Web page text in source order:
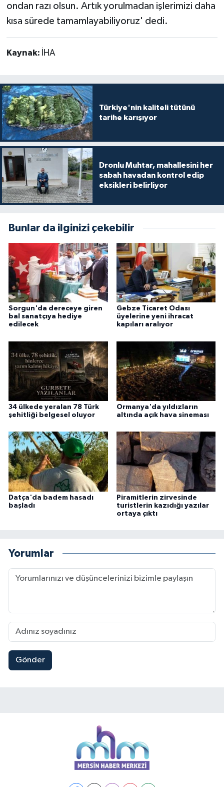
ondan razı olsun. Artık yorulmadan işlerimizi daha
kısa sürede tamamlayabiliyoruz' dedi.
Kaynak: İHA
Türkiye'nin kaliteli tütünü
tarihe karışıyor
Dronlu Muhtar, mahallesini her
sabah havadan kontrol edip
eksikleri belirliyor
Bunlar da ilginizi çekebilir
Sorgun'da dereceye giren
bal sanatçıya hediye
edilecek
Gebze Ticaret Odası
üyelerine yeni ihracat
kapıları aralıyor
34 ülkede yeralan 78 Türk
şehitliği belgesel oluyor
Ormanya'da yıldızların
altında açık hava sineması
Datça'da badem hasadı
başladı
Piramitlerin zirvesinde
turistlerin kazıdığı yazılar
ortaya çıktı
Yorumlar
Gönder